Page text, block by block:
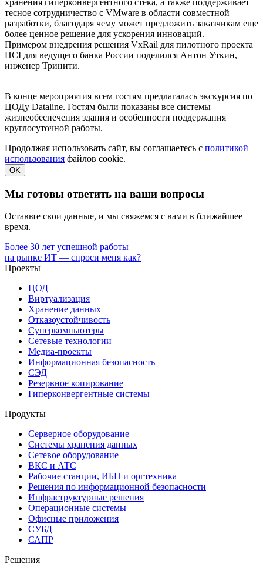
тесное сотрудничество с VMware в области совместной
разработки, благодаря чему может предложить заказчикам еще
более ценное решение для ускорения инноваций.
Примером внедрения решения VxRail для пилотного проекта
HCI для ведущего банка России поделился Антон Уткин,
инженер Тринити.
В конце мероприятия всем гостям предлагалась экскурсия по
ЦОДу Dataline. Гостям были показаны все системы
жизнеобеспечения здания и особенности поддержания
круглосуточной работы.
Продолжая использовать сайт, вы соглашаетесь с политикой
использования файлов cookie.
OK
Мы готовы ответить на ваши вопросы
Оставьте свои данные, и мы свяжемся с вами в ближайшее
время.
Более 30 лет успешной работы
на рынке ИТ — спроси меня как?
Проекты
ЦОД
Виртуализация
Хранение данных
Отказоустойчивость
Суперкомпьютеры
Сетевые технологии
Медиа-проекты
Информационная безопасность
СЭД
Резервное копирование
Гиперконвергентные системы
Продукты
Серверное оборудование
Системы хранения данных
Сетевое оборудование
ВКС и АТС
Рабочие станции, ИБП и оргтехника
Решения по информационной безопасности
Инфраструктурные решения
Операционные системы
Офисные приложения
СУБД
САПР
Решения